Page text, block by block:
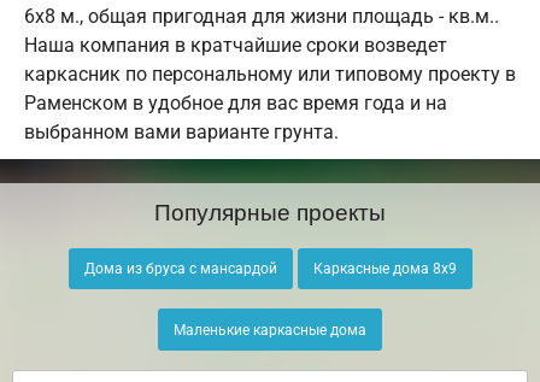
6х8 м., общая пригодная для жизни площадь - кв.м..
Наша компания в кратчайшие сроки возведет
каркасник по персональному или типовому проекту в
Раменском в удобное для вас время года и на
выбранном вами варианте грунта.
Популярные проекты
Дома из бруса с мансардой Каркасные дома 8х9
Маленькие каркасные дома